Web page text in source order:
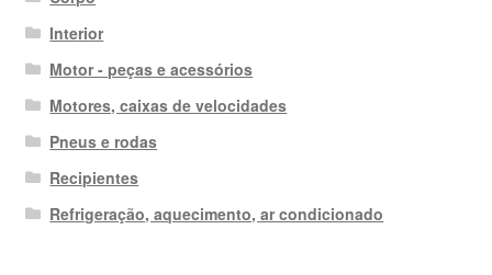
Interior
Motor - peças e acessórios
Motores, caixas de velocidades
Pneus e rodas
Recipientes
Refrigeração, aquecimento, ar condicionado